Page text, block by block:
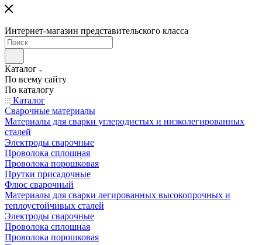
Интернет-магазин представительского класса
Каталог
По всему сайту
По каталогу
Каталог
Сварочные материалы
Материалы для сварки углеродистых и низколегированных
сталей
Электроды сварочные
Проволока сплошная
Проволока порошковая
Прутки присадочные
Флюс сварочный
Материалы для сварки легированных высокопрочных и
теплоустойчивых сталей
Электроды сварочные
Проволока сплошная
Проволока порошковая